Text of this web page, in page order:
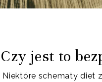
jest to
schematy diet